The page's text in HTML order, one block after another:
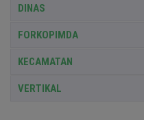
DINAS
FORKOPIMDA
KECAMATAN
VERTIKAL